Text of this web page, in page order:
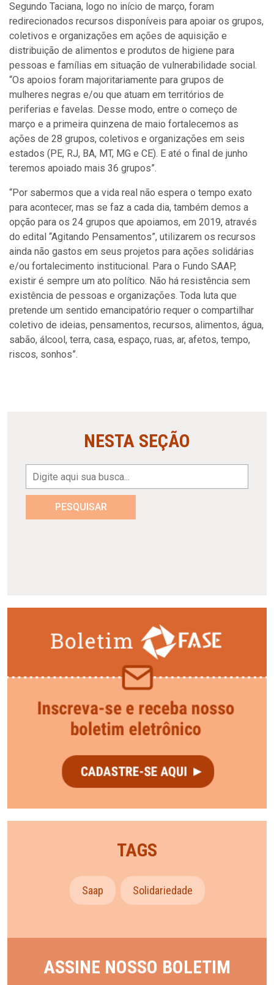
Segundo Taciana, logo no início de março, foram
redirecionados recursos disponíveis para apoiar os grupos,
coletivos e organizações em ações de aquisição e
distribuição de alimentos e produtos de higiene para
pessoas e famílias em situação de vulnerabilidade social.
“Os apoios foram majoritariamente para grupos de
mulheres negras e/ou que atuam em territórios de
periferias e favelas. Desse modo, entre o começo de
março e a primeira quinzena de maio fortalecemos as
ações de 28 grupos, coletivos e organizações em seis
estados (PE, RJ, BA, MT, MG e CE). E até o final de junho
teremos apoiado mais 36 grupos”.
“Por sabermos que a vida real não espera o tempo exato
para acontecer, mas se faz a cada dia, também demos a
opção para os 24 grupos que apoiamos, em 2019, através
do edital “Agitando Pensamentos”, utilizarem os recursos
ainda não gastos em seus projetos para ações solidárias
e/ou fortalecimento institucional. Para o Fundo SAAP,
existir é sempre um ato político. Não há resistência sem
existência de pessoas e organizações. Toda luta que
pretende um sentido emancipatório requer o compartilhar
coletivo de ideias, pensamentos, recursos, alimentos, água,
sabão, álcool, terra, casa, espaço, ruas, ar, afetos, tempo,
riscos, sonhos”.
NESTA SEÇÃO
PESQUISAR
TAGS
Saap Solidariedade
ASSINE NOSSO BOLETIM